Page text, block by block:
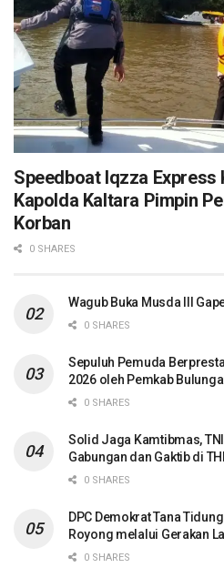
Speedboat Iqzza Express
Kapolda Kaltara Pimpin
Korban
0 SHARES
Wagub Buka Musda III
0 SHARES
Sepuluh Pemuda
2026 oleh Pemkab
0 SHARES
Solid Jaga Kamtibmas,
Gabungan dan Gaktib di
0 SHARES
DPC Demokrat Tana
Royong melalui Gerakan
0 SHARES